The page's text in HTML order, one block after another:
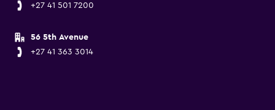
+27 41 501 7200
56 5th Avenue
+27 41 363 3014